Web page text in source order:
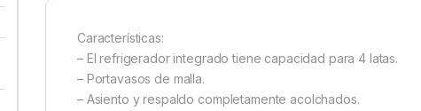
Características:
– El refrigerador integrado tiene capacidad para 4 latas.
– Portavasos de malla.
– Asiento y respaldo completamente acolchados.